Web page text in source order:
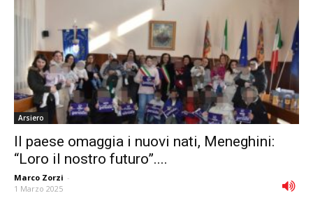
Arsiero
Il paese omaggia i nuovi nati, Meneghini:
“Loro il nostro futuro”....
Marco Zorzi -
1 Marzo 2025